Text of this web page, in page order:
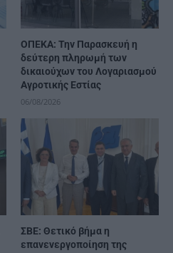
ΟΠΕΚΑ: Την Παρασκευή η
δεύτερη πληρωμή των
δικαιούχων του Λογαριασμού
Αγροτικής Εστίας
06/08/2026
ΣΒΕ: Θετικό βήμα η
επανενεργοποίηση της